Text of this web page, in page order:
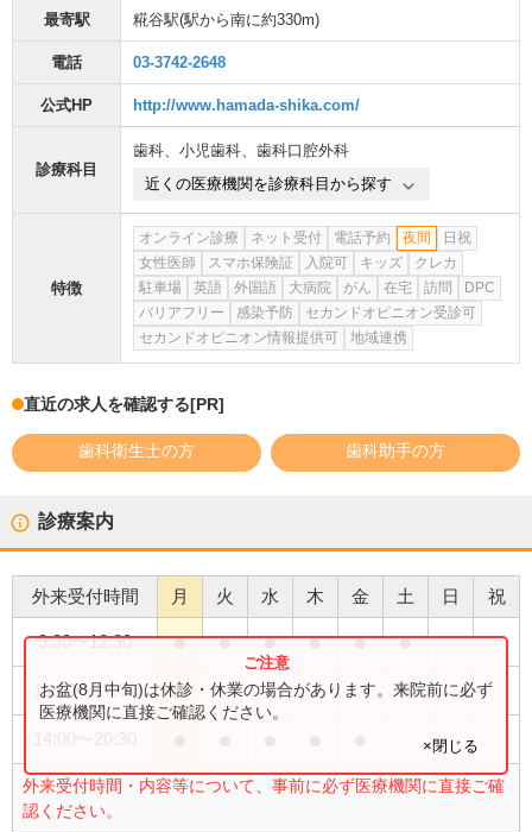
最寄駅 糀谷駅(駅から南に約330m)
電話 03-3742-2648
公式HP http://www.hamada-shika.com/
診療科目
歯科、 小児歯科、 歯科口腔外科
近くの医療機関を診療科目から探す
特徴
オンライン診療 ネット受付 電話予約 夜間
日祝
女性医師
スマホ保険証 入院可 キッズ
クレカ
駐車場
英語 外国語 大病院 がん 在宅 訪問
DPC
バリアフリー
感染予防
セカンドオピニオン受診可
セカンドオピニオン情報提供可
地域連携
直近の求人を確認する[PR]
歯科衛生士の方 歯科助手の方
診療案内
外来受付時間 月 火 水 木 金 土 日 祝
9:30〜12:30 ● ● ● ● ● ●
14:00〜17:00 ●
外来受付時間・内容等について、事前に必ず医療機関に直接ご確
認ください。
お盆(8月中旬)は休診・休業の場合があります。来院前に必ず
医療機関に直接ご確認ください。
×閉じる